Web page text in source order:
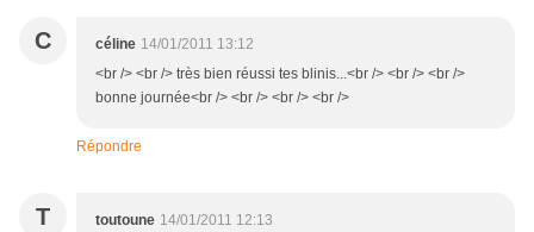
C céline 14/01/2011 13:12
<br /> <br /> très bien réussi tes blinis...<br /> <br /> <br />
bonne journée<br /> <br /> <br /> <br />
Répondre
T toutoune 14/01/2011 12:13